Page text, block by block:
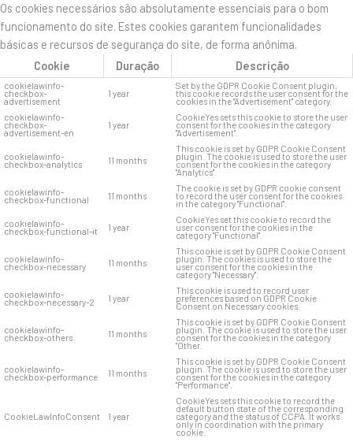
Os cookies necessários são absolutamente essenciais para o bom
funcionamento do site. Estes cookies garantem funcionalidades
básicas e recursos de segurança do site, de forma anônima.
Cookie
Duração Descrição
cookielawinfo-
checkbox-
advertisement
1 year
Set by the GDPR Cookie Consent plugin,
this cookie records the user consent for the
cookies in the "Advertisement" category.
cookielawinfo-
checkbox-
advertisement-en
1 year
CookieYes sets this cookie to store the user
consent for the cookies in the category
"Advertisement".
cookielawinfo-
checkbox-analytics 11 months
This cookie is set by GDPR Cookie Consent
plugin. The cookie is used to store the user
consent for the cookies in the category
"Analytics".
cookielawinfo-
checkbox-functional 11 months
The cookie is set by GDPR cookie consent
to record the user consent for the cookies
in the category "Functional".
cookielawinfo-
checkbox-functional-it 1 year
CookieYes set this cookie to record the
user consent for the cookies in the
category "Functional".
cookielawinfo-
checkbox-necessary 11 months
This cookie is set by GDPR Cookie Consent
plugin. The cookies is used to store the
user consent for the cookies in the
category "Necessary".
cookielawinfo-
checkbox-necessary-2 1 year
This cookie is used to record user
preferences based on GDPR Cookie
Consent on Necessary cookies.
cookielawinfo-
checkbox-others 11 months
This cookie is set by GDPR Cookie Consent
plugin. The cookie is used to store the user
consent for the cookies in the category
"Other.
cookielawinfo-
checkbox-performance 11 months
This cookie is set by GDPR Cookie Consent
plugin. The cookie is used to store the user
consent for the cookies in the category
"Performance".
CookieLawInfoConsent 1 year
CookieYes sets this cookie to record the
default button state of the corresponding
category and the status of CCPA. It works
only in coordination with the primary
cookie.